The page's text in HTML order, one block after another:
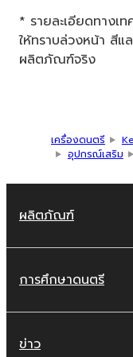
* รายละเอียดทางเ
ให้ทราบล่วงหน้า สี
ผลิตภัณฑ์จริง
เครื่องดนตรี
อุปกรณ์เสริม
ผลิตภัณฑ์
การศึกษาดนตรี
ข่าว